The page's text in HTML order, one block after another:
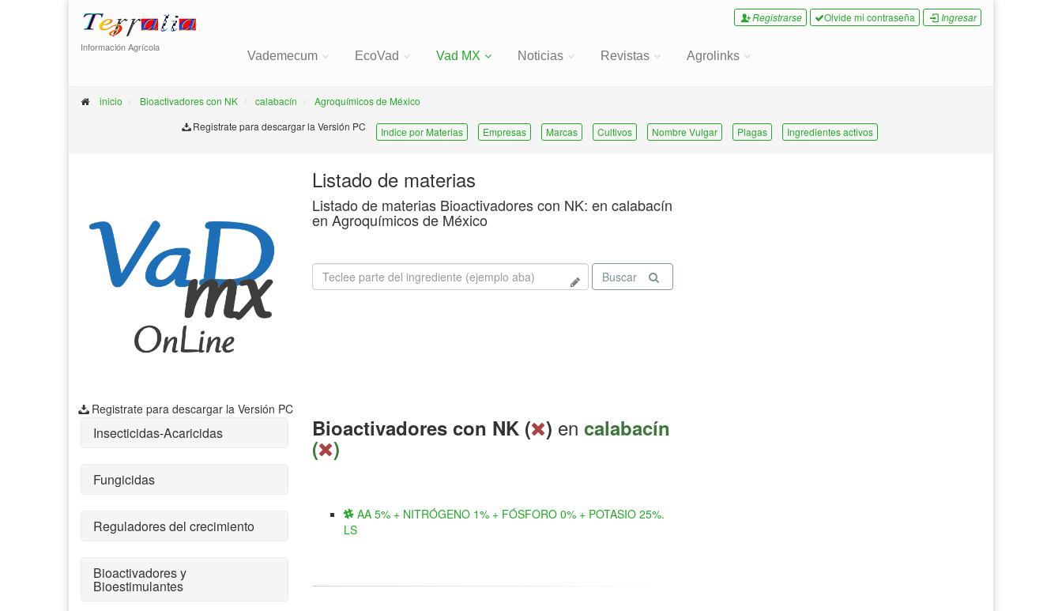
Información Agrícola
Registrarse Olvide mi contraseña Ingresar
Vademecum EcoVad Vad MX Noticias Revistas Agrolinks
inicio Bioactivadores con NK calabacín
Agroquímicos de México
Registrate para descargar la Versión PC
Indice por Materias Empresas Marcas Cultivos Nombre Vulgar Plagas Ingredientes activos
Registrate para descargar la Versión PC
Listado de materias
Listado de materias Bioactivadores con NK: en calabacín
en Agroquímicos de México
Buscar
Insecticidas-Acaricidas
Fungicidas
Reguladores del crecimiento
Bioactivadores y
Bioestimulantes
Bioactivadores con NK ( ) en calabacín
( )
AA 5% + NITRÓGENO 1% + FÓSFORO 0% + POTASIO 25%.
LS